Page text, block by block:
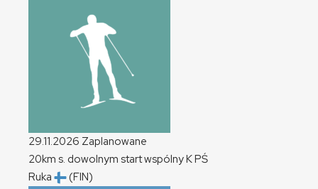
29.11.2026 Zaplanowane
20km s. dowolnym start wspólnyKPŚ
Ruka
(FIN)